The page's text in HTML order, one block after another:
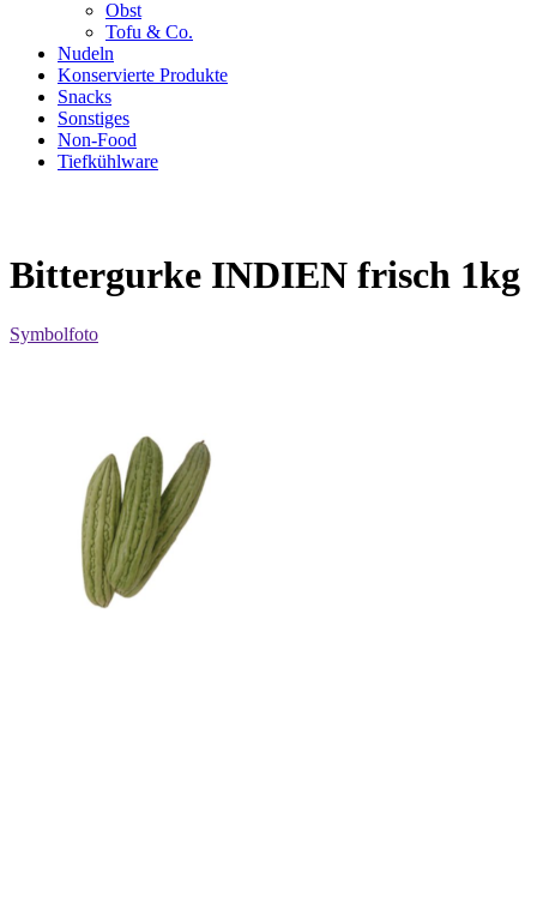
Obst
Tofu & Co.
Nudeln
Konservierte Produkte
Snacks
Sonstiges
Non-Food
Tiefkühlware
Bittergurke INDIEN frisch 1kg
Symbolfoto